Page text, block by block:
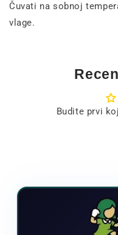
Čuvati na sobnoj
vlage.
Budite prvi